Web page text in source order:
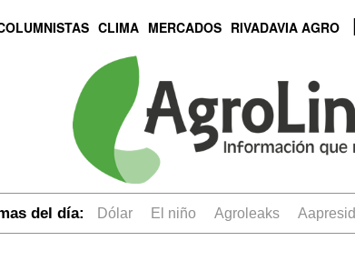
CLIMA MERCADOS RIVADAVIA AGRO
del día: dólar el niño Agroleaks aapresid